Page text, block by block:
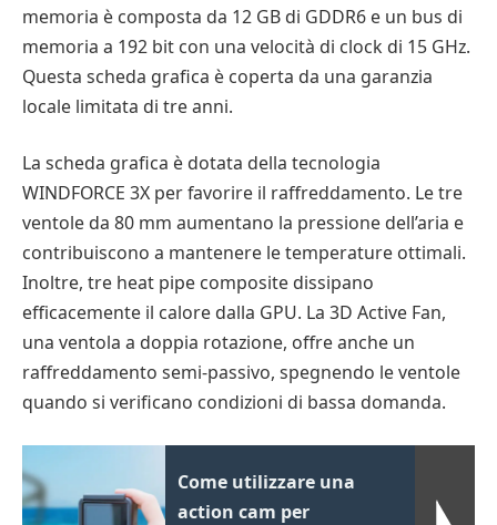
memoria è composta da 12 GB di GDDR6 e un bus di
memoria a 192 bit con una velocità di clock di 15 GHz.
Questa scheda grafica è coperta da una garanzia
locale limitata di tre anni.
La scheda grafica è dotata della tecnologia
WINDFORCE 3X per favorire il raffreddamento. Le tre
ventole da 80 mm aumentano la pressione dell’aria e
contribuiscono a mantenere le temperature ottimali.
Inoltre, tre heat pipe composite dissipano
efficacemente il calore dalla GPU. La 3D Active Fan,
una ventola a doppia rotazione, offre anche un
raffreddamento semi-passivo, spegnendo le ventole
quando si verificano condizioni di bassa domanda.
Come utilizzare una
action cam per